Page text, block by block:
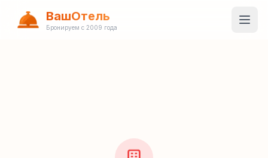
ВашОтель
Бронируем с 2009 года